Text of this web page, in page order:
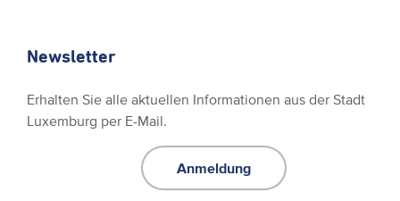
Newsletter
Erhalten Sie alle aktuellen Informationen aus der Stadt
Luxemburg per E-Mail.
Anmeldung